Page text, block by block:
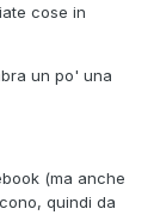
cose in
un po' una
(ma anche
quindi da